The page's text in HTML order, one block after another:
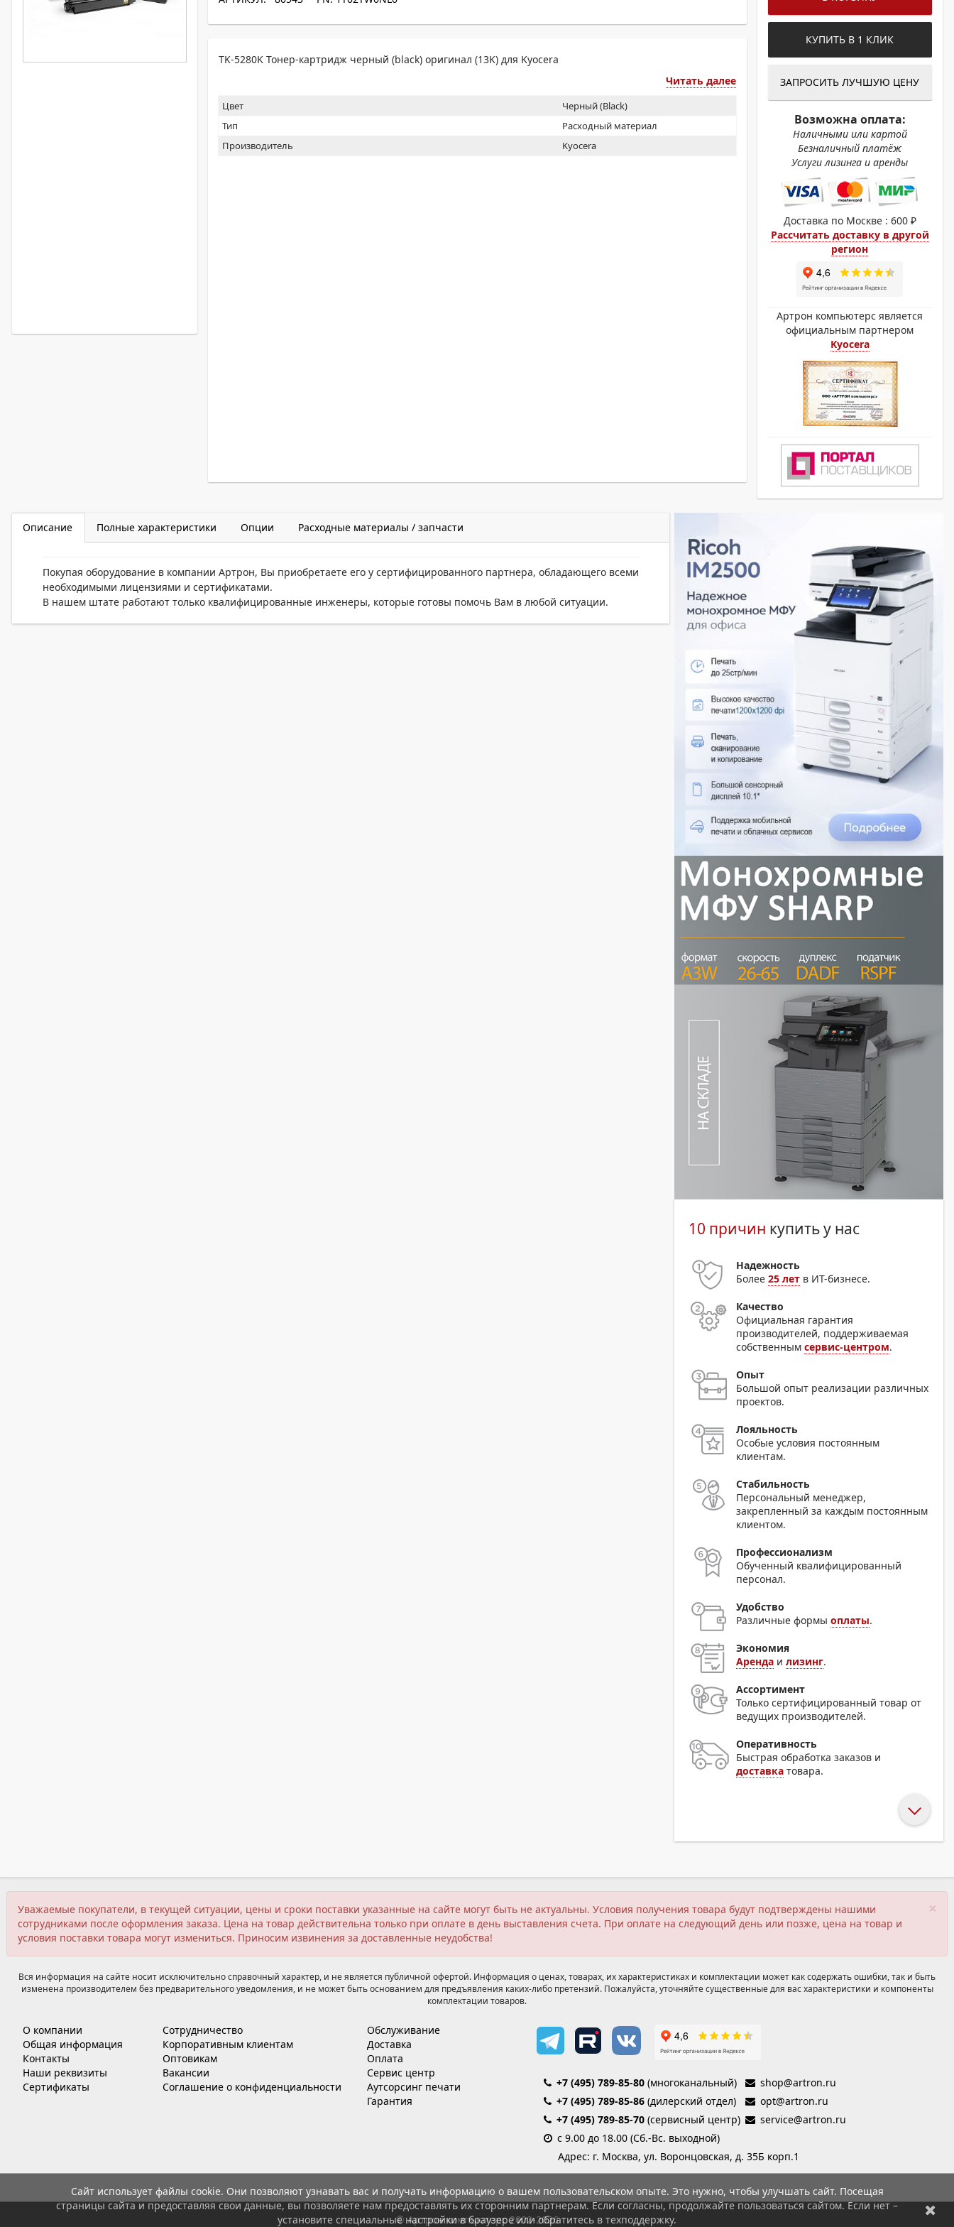
TK-5280K Тонер-картридж черный (black) оригинал (13K) для Kyocera
Читать далее
Цвет
Черный (Black)
Тип
Расходный материал
Производитель
Kyocera
КУПИТЬ В 1 КЛИК
ЗАПРОСИТЬ ЛУЧШУЮ ЦЕНУ
Возможна оплата:
Наличными или картой
Безналичный платёж
Услуги лизинга и аренды
Доставка по Москве : 600 ₽
Рассчитать доставку в другой
регион
Артрон компьютерс является
официальным партнером
Kyocera
Описание Полные характеристики Опции Расходные материалы / запчасти
Покупая оборудование в компании Артрон, Вы приобретаете его у сертифицированного партнера, обладающего всеми
необходимыми лицензиями и сертификатами.
В нашем штате работают только квалифицированные инженеры, которые готовы помочь Вам в любой ситуации.
10 причин купить у нас
Надежность
Более25 лет в ИТ-бизнесе.
Качество
Официальная гарантия
производителей, поддерживаемая
собственнымсервис-центром.
Опыт
Большой опыт реализации различных
проектов.
Лояльность
Особые условия постоянным
клиентам.
Стабильность
Персональный менеджер,
закрепленный за каждым постоянным
клиентом.
Профессионализм
Обученный квалифицированный
персонал.
Удобство
Различные формыоплаты.
Экономия
Аренда илизинг.
Ассортимент
Только сертифицированный товар от
ведущих производителей.
Оперативность
Быстрая обработка заказов и
доставка товара.
×
Уважаемые покупатели, в текущей ситуации, цены и сроки поставки указанные на сайте могут быть не актуальны. Условия получения товара будут подтверждены нашими
сотрудниками после оформления заказа. Цена на товар действительна только при оплате в день выставления счета. При оплате на следующий день или позже, цена на товар и
условия поставки товара могут измениться. Приносим извинения за доставленные неудобства!
Вся информация на сайте носит исключительно справочный характер, и не является публичной офертой. Информация о ценах, товарах, их характеристиках и комплектации может как содержать ошибки, так и быть
изменена производителем без предварительного уведомления, и не может быть основанием для предъявления каких-либо претензий. Пожалуйста, уточняйте существенные для вас характеристики и компоненты
комплектации товаров.
О компании
Общая информация
Контакты
Наши реквизиты
Сертификаты
Сотрудничество
Корпоративным клиентам
Оптовикам
Вакансии
Соглашение о конфиденциальности
Обслуживание
Доставка
Оплата
Сервис центр
Аутсорсинг печати
Гарантия
+7 (495) 789-85-80(многоканальный)
shop@artron.ru
+7 (495) 789-85-86(дилерский отдел)
opt@artron.ru
+7 (495) 789-85-70(сервисный центр)
service@artron.ru
с 9.00 до 18.00 (Сб.-Вс. выходной)
Адрес: г. Москва, ул. Воронцовская, д. 35Б корп.1
© Артрон компьютерс 2002-2026
Сайт использует файлы cookie. Они позволяют узнавать вас и получать информацию о вашем пользовательском опыте. Это нужно, чтобы улучшать сайт. Посещая
страницы сайта и предоставляя свои данные, вы позволяете нам предоставлять их сторонним партнерам. Если согласны, продолжайте пользоваться сайтом. Если нет –
установите специальные настройки в браузере или обратитесь в техподдержку.